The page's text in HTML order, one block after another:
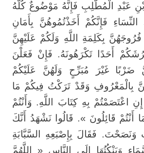
بْنِ عَبْدِ الْمُطَّلِبِ فَإِنَّهُ مَوْضُوعٌ كُلُّهُ
النِّسَاءِ فَإِنَّكُمْ أَخَذْتُمُوهُنَّ بِأَمَانِ
فُرُوجَهُنَّ بِكَلِمَةِ اللَّهِ وَلَكُمْ عَلَيْهِنَّ
أَحَدًا تَكْرَهُونَهُ. فَإِنْ فَعَلْنَ
ضَرْبًا غَيْرَ مُبَرِّحٍ وَلَهُنَّ عَلَيْكُمْ
بِالْمَعْرُوفِ وَقَدْ تَرَكْتُ فِيكُمْ مَا
اعْتَصَمْتُمْ بِهِ كِتَابَ اللَّهِ. وَأَنْتُمْ
أَنْتُمْ قَائِلُونَ ». قَالُوا نَشْهَدُ أَنَّكَ
وَنَصَحْتَ. فَقَالَ بِإِصْبَعِهِ السَّبَّابَةِ
وَيَنْكُتُهَا إِلَى النَّاسِ « اللَّهُمَّ